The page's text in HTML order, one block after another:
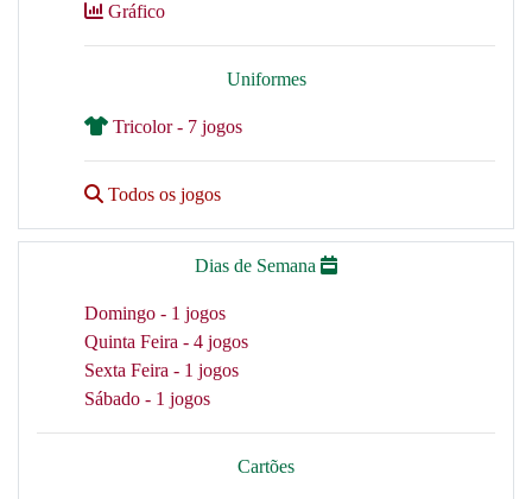
Gráfico
Uniformes
Tricolor - 7 jogos
Todos os jogos
Dias de Semana
Domingo - 1 jogos
Quinta Feira - 4 jogos
Sexta Feira - 1 jogos
Sábado - 1 jogos
Cartões